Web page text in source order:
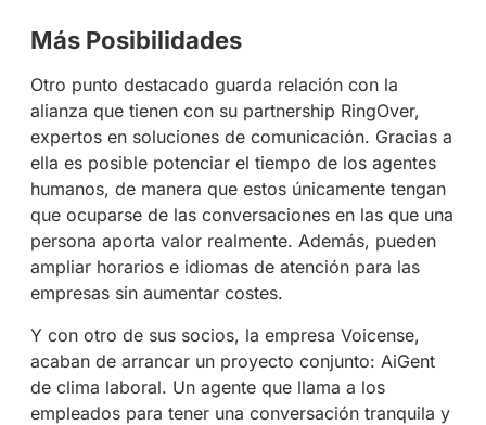
Más Posibilidades
Otro punto destacado guarda relación con la
alianza que tienen con su partnership RingOver,
expertos en soluciones de comunicación. Gracias a
ella es posible potenciar el tiempo de los agentes
humanos, de manera que estos únicamente tengan
que ocuparse de las conversaciones en las que una
persona aporta valor realmente. Además, pueden
ampliar horarios e idiomas de atención para las
empresas sin aumentar costes.
Y con otro de sus socios, la empresa Voicense,
acaban de arrancar un proyecto conjunto: AiGent
de clima laboral. Un agente que llama a los
empleados para tener una conversación tranquila y